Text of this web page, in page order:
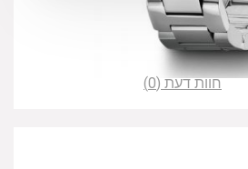
חוות דעת (0)